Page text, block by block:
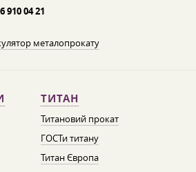
910 04 21
металопрокату
ТИТАН
Титановий прокат
ГОСТи титану
Титан Європа